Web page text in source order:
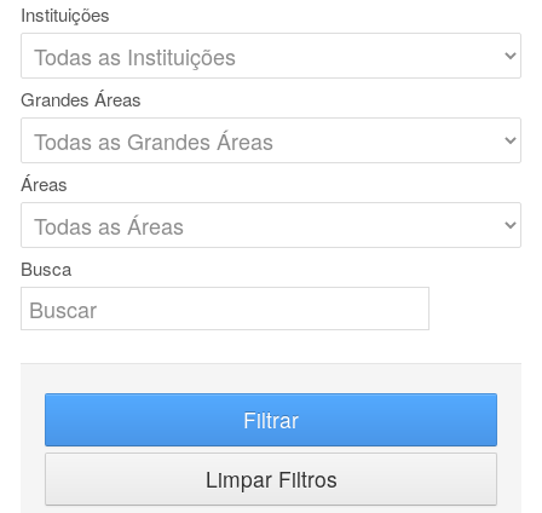
Instituições
Grandes Áreas
Áreas
Busca
Filtrar
Limpar Filtros